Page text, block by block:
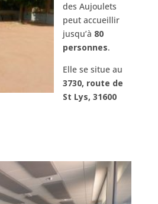
des Aujoulets
peut accueillir
jusqu’à 80
personnes.
Elle se situe au
3730, route de
St Lys, 31600